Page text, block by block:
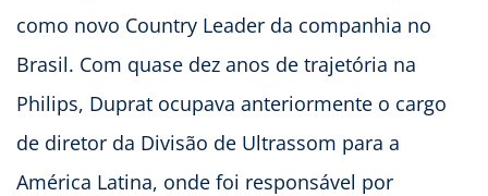
como novo Country Leader da companhia no
Brasil. Com quase dez anos de trajetória na
Philips, Duprat ocupava anteriormente o cargo
de diretor da Divisão de Ultrassom para a
América Latina, onde foi responsável por